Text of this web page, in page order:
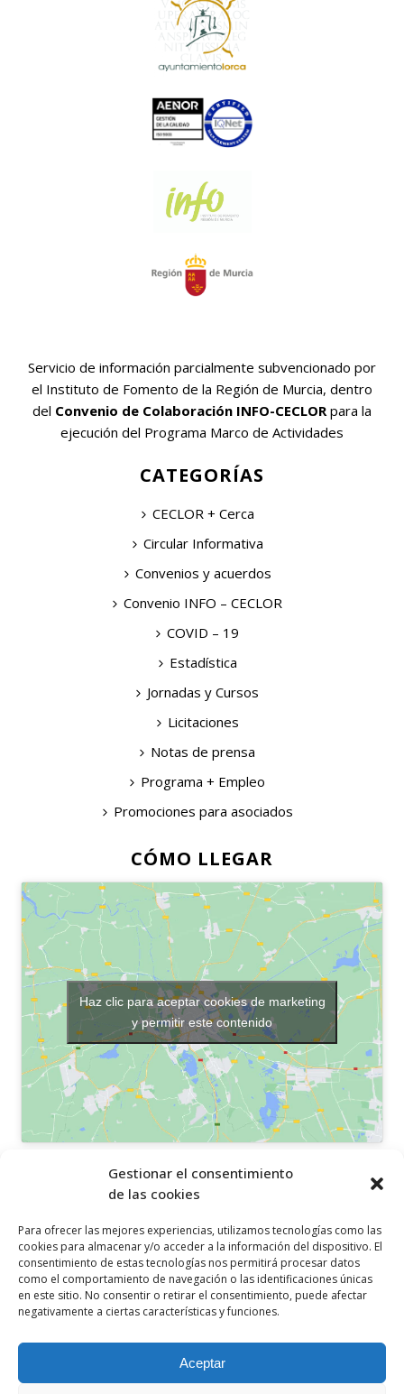
Gestionar el consentimiento
de las cookies
Para ofrecer las mejores experiencias, utilizamos tecnologías como las
cookies para almacenar y/o acceder a la información del dispositivo. El
consentimiento de estas tecnologías nos permitirá procesar datos
como el comportamiento de navegación o las identificaciones únicas
en este sitio. No consentir o retirar el consentimiento, puede afectar
negativamente a ciertas características y funciones.
Aceptar
Servicio de información parcialmente subvencionado por
el Instituto de Fomento de la Región de Murcia, dentro
del Convenio de Colaboración INFO-CECLOR para la
ejecución del Programa Marco de Actividades
CATEGORÍAS
CECLOR + Cerca
Circular Informativa
Convenios y acuerdos
Convenio INFO – CECLOR
COVID – 19
Estadística
Jornadas y Cursos
Licitaciones
Notas de prensa
Programa + Empleo
Promociones para asociados
CÓMO LLEGAR
Haz clic para aceptar cookies de marketing
y permitir este contenido
OTROS ENLACES
Política de cookies
Aviso legal
Canal ético
SÍGUENOS EN